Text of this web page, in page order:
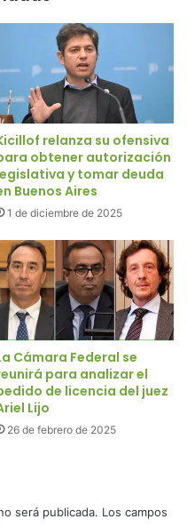
relanza su ofensiva
obtener autorización
y tomar deuda
Buenos Aires
1 de diciembre de 2025
Cámara Federal se
para analizar el
de licencia del juez
Lijo
26 de febrero de 2025
será publicada. Los campos